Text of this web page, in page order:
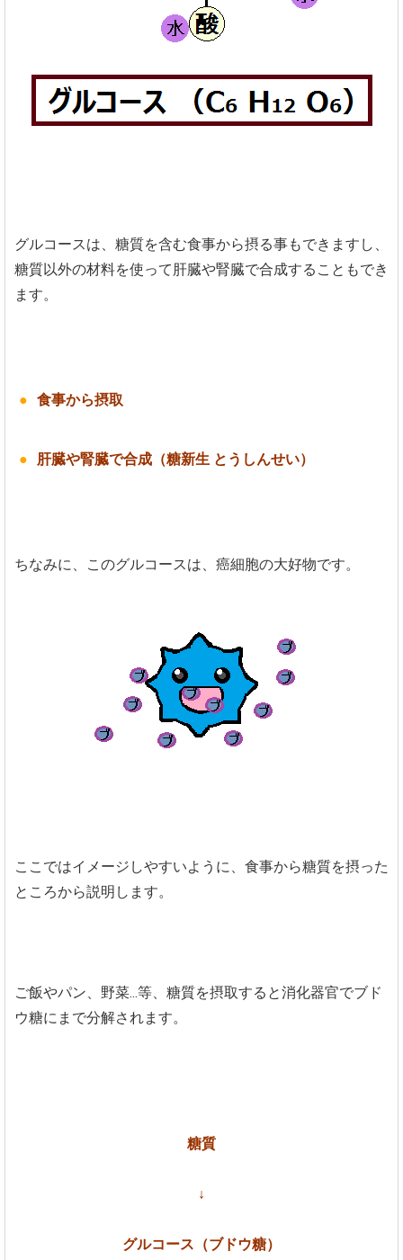
グルコースは、糖質を含む食事から摂る事もできますし、
糖質以外の材料を使って肝臓や腎臓で合成することもでき
ます。
食事から摂取
肝臓や腎臓で合成（糖新生 とうしんせい）
ちなみに、このグルコースは、癌細胞の大好物です。
ここではイメージしやすいように、食事から糖質を摂った
ところから説明します。
ご飯やパン、野菜...等、糖質を摂取すると消化器官でブド
ウ糖にまで分解されます。
糖質
↓
グルコース（ブドウ糖）